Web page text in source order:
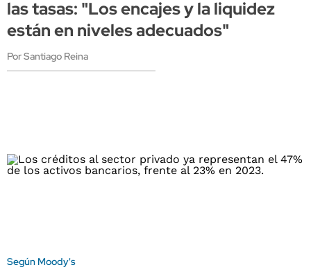
las tasas: "Los encajes y la liquidez
están en niveles adecuados"
Por Santiago Reina
Según Moody's